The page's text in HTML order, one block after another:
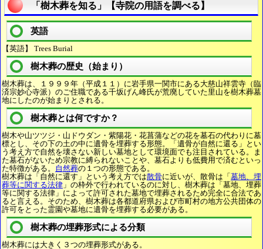
「樹木葬を知る」【寺院の用語を調べる】
英語
【英語】 Trees Burial
樹木葬の歴史（始まり）
樹木葬は、１９９９年（平成１１）に岩手県一関市にある大慈山祥雲寺（臨
済宗妙心寺派）のご住職である千坂げん峰氏が荒廃していた里山を樹木葬墓
地にしたのが始まりとされる。
樹木葬とは何ですか？
樹木や山ツツジ・山ドウダン・紫陽花・花菖蒲などの花を墓石の代わりに墓
標とし、その下の土の中に遺骨を埋葬する形態。「遺骨が自然に還る」とい
う考え方で自然を壊さない新しい墓地として環境面でも注目されている。ま
た墓石がないため宗教に縛られないことや、墓石よりも低費用で済むといっ
た特徴がある。 自然葬の１つの形態である。
樹木葬は「自然に還す」という考え方では散骨に近いが、散骨は「 墓地、埋
葬等に関する法律 」の枠外で行われているのに対し、樹木葬は「墓地、埋葬
等に関する法律」によって許可された墓地で埋葬されるため完全に合法であ
ると言える。そのため、樹木葬は各都道府県および市町村の地方公共団体の
許可をとった霊園や墓地に遺骨を埋葬する必要がある。
樹木葬の埋葬形式による分類
樹木葬には大きく３つの埋葬形式がある。